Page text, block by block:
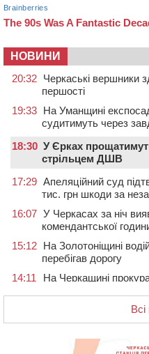
НОВИНИ
20:32 Черкаські вершники
першості
19:33 На Уманщині
судитимуть через
18:30 У Єрках
стрільцем ДШВ
17:29 Апеляційний суд
тис. грн шкоди за
16:07 У Черкасах за ніч
комендантської
15:12 На Золотоніщині
перебігав дорогу
14:11
На Черкащині
У Смілі біля
загинула жінка
У Черкасах